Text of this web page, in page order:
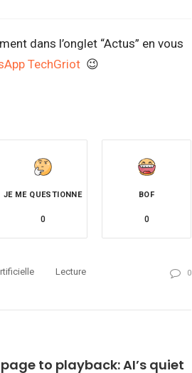
dans l’onglet “Actus” en vous
TechGriot 😉
JE ME QUESTIONNE
0
BOF
0
Lecture
0
to playback: AI’s quiet